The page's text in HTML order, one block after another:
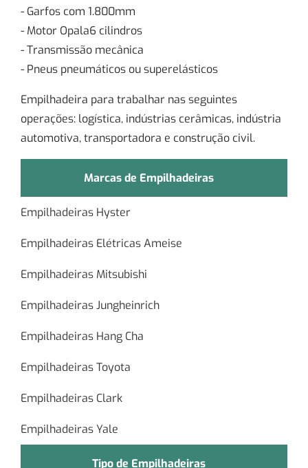
- Garfos com 1.800mm
- Motor Opala6 cilindros
- Transmissão mecânica
- Pneus pneumáticos ou superelásticos
Empilhadeira para trabalhar nas seguintes
operações: logística, indústrias cerâmicas, indústria
automotiva, transportadora e construção civil.
Marcas de Empilhadeiras
Empilhadeiras Hyster
Empilhadeiras Elétricas Ameise
Empilhadeiras Mitsubishi
Empilhadeiras Jungheinrich
Empilhadeiras Hang Cha
Empilhadeiras Toyota
Empilhadeiras Clark
Empilhadeiras Yale
Tipo de Empilhadeiras